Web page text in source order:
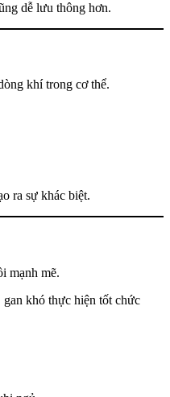
dễ lưu thông hơn.
khí trong cơ thể.
ra sự khác biệt.
mạnh mẽ.
khó thực hiện tốt chức